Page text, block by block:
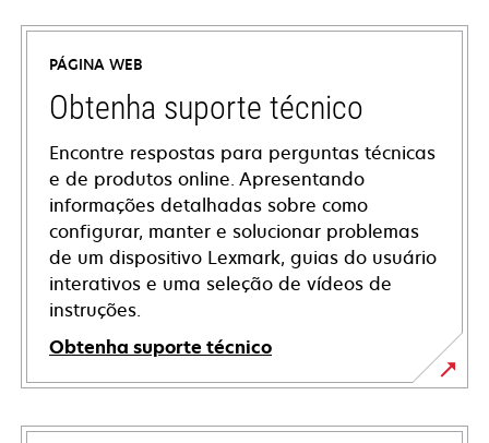
PÁGINA WEB
Obtenha suporte técnico
Encontre respostas para perguntas técnicas
e de produtos online. Apresentando
informações detalhadas sobre como
configurar, manter e solucionar problemas
de um dispositivo Lexmark, guias do usuário
interativos e uma seleção de vídeos de
instruções.
Obtenha suporte técnico
opens
in